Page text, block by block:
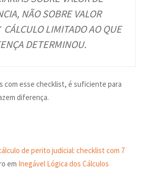
NÃO SOBRE VALOR
LIMITADO AO QUE
DETERMINOU.
com esse checklist, é suficiente para
diferença.
de perito judicial: checklist com 7
em Inegável Lógica dos Cálculos